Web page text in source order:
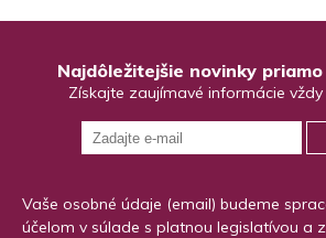
Najdôležitejšie novinky
Získajte zaujímavé informácie
Vaše osobné údaje (email) budeme
účelom v súlade s platnou legislatívou a